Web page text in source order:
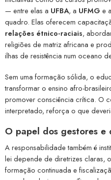
— entre elas a UFBA, a UFMG e a
quadro. Elas oferecem
relações étnico-raciais,
religiões de matriz africana e
ilhas de resistência num oceano
Sem uma formação sólida, o
transformar o ensino afro-
promover consciência crítica. O
interpretado, reforça o que
O papel dos gestores e
A responsabilidade também é
lei depende de diretrizes claras,
formação continuada e